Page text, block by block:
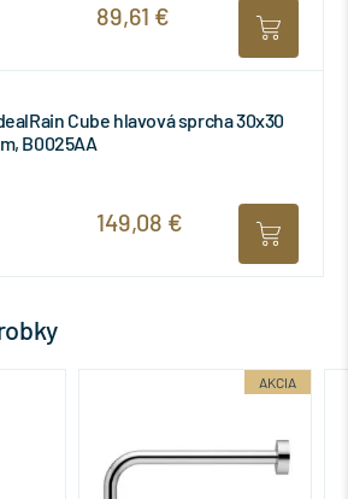
89,61 €
Cube hlavová sprcha 30x30
B0025AA
149,08 €
AKCIA